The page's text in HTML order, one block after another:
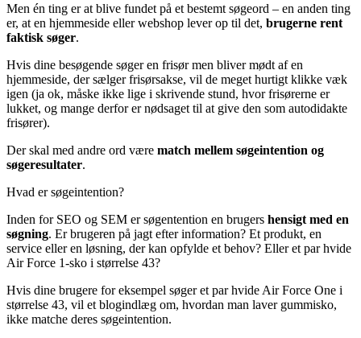
Men én ting er at blive fundet på et bestemt søgeord – en anden ting
er, at en hjemmeside eller webshop lever op til det, brugerne rent
faktisk søger.
Hvis dine besøgende søger en frisør men bliver mødt af en
hjemmeside, der sælger frisørsakse, vil de meget hurtigt klikke væk
igen (ja ok, måske ikke lige i skrivende stund, hvor frisørerne er
lukket, og mange derfor er nødsaget til at give den som autodidakte
frisører).
Der skal med andre ord være match mellem søgeintention og
søgeresultater.
Hvad er søgeintention?
Inden for SEO og SEM er søgentention en brugers hensigt med en
søgning. Er brugeren på jagt efter information? Et produkt, en
service eller en løsning, der kan opfylde et behov? Eller et par hvide
Air Force 1-sko i størrelse 43?
Hvis dine brugere for eksempel søger et par hvide Air Force One i
størrelse 43, vil et blogindlæg om, hvordan man laver gummisko,
ikke matche deres søgeintention.